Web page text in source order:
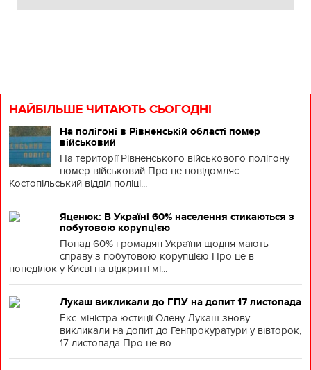
НАЙБІЛЬШЕ ЧИТАЮТЬ СЬОГОДНІ
На полігоні в Рівненській області помер
військовий
На території Рівненського військового полігону
помер військовий Про це повідомляє
Костопільський відділ поліці...
Яценюк: В Україні 60% населення стикаються з
побутовою корупцією
Понад 60% громадян України щодня мають
справу з побутовою корупцією Про це в
понеділок у Києві на відкритті мі...
Лукаш викликали до ГПУ на допит 17 листопада
Екс-міністра юстиції Олену Лукаш знову
викликали на допит до Генпрокуратури у вівторок,
17 листопада Про це во...